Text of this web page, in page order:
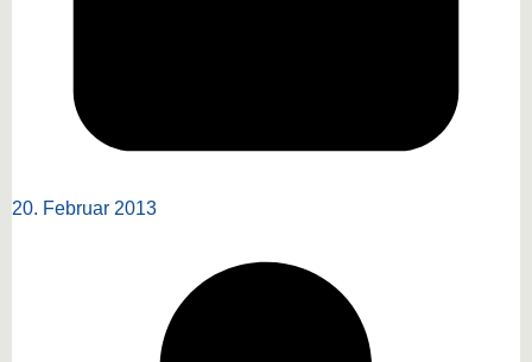
20. Februar 2013